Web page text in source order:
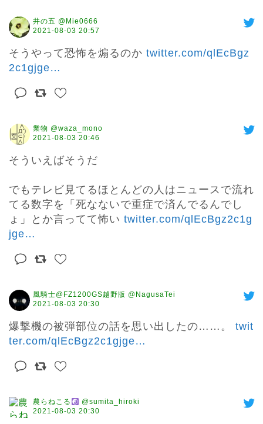
井の五 @Mie0666
2021-08-03 20:57
そうやって恐怖を煽るのか twitter.com/qlEcBgz
2c1gjge…
業物 @waza_mono
2021-08-03 20:46
そういえばそうだ
でもテレビ見てるほとんどの人はニュースで流れ
てる数字を「死なないで重症で済んでるんでし
ょ」とか言ってて怖い twitter.com/qlEcBgz2c1g
jge…
風騎士@FZ1200GS越野版 @NagusaTei
2021-08-03 20:30
爆撃機の被弾部位の話を思い出したの……。 twit
ter.com/qlEcBgz2c1gjge…
農らねこる
@sumita_hiroki
2021-08-03 20:30